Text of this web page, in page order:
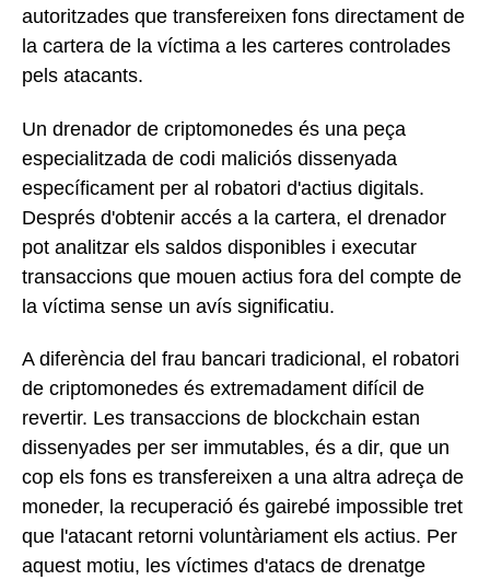
autoritzades que transfereixen fons directament de
la cartera de la víctima a les carteres controlades
pels atacants.
Un drenador de criptomonedes és una peça
especialitzada de codi maliciós dissenyada
específicament per al robatori d'actius digitals.
Després d'obtenir accés a la cartera, el drenador
pot analitzar els saldos disponibles i executar
transaccions que mouen actius fora del compte de
la víctima sense un avís significatiu.
A diferència del frau bancari tradicional, el robatori
de criptomonedes és extremadament difícil de
revertir. Les transaccions de blockchain estan
dissenyades per ser immutables, és a dir, que un
cop els fons es transfereixen a una altra adreça de
moneder, la recuperació és gairebé impossible tret
que l'atacant retorni voluntàriament els actius. Per
aquest motiu, les víctimes d'atacs de drenatge